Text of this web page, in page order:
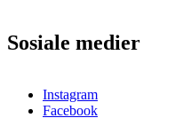
Sosiale medier
Instagram
Facebook